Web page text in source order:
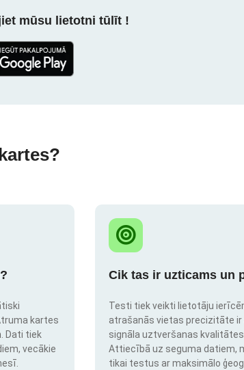
mūsu lietotni tūlīt !
kartes
. Dati tiek
vecākie
Cik tas ir uzticams un
Testi tiek veikti lietotāju
atrašanās vietas precizitāte ir
signāla uztveršanas
Attiecībā uz seguma datiem,
tikai testus ar maksimālo